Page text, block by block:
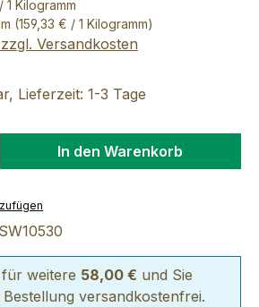
1 Kilogramm
(159,33 € / 1 Kilogramm)
Versandkosten
Lieferzeit: 1-3 Tage
Gib den
In den Warenkorb
SW10530
weitere 58,00 € und Sie
versandkostenfrei.